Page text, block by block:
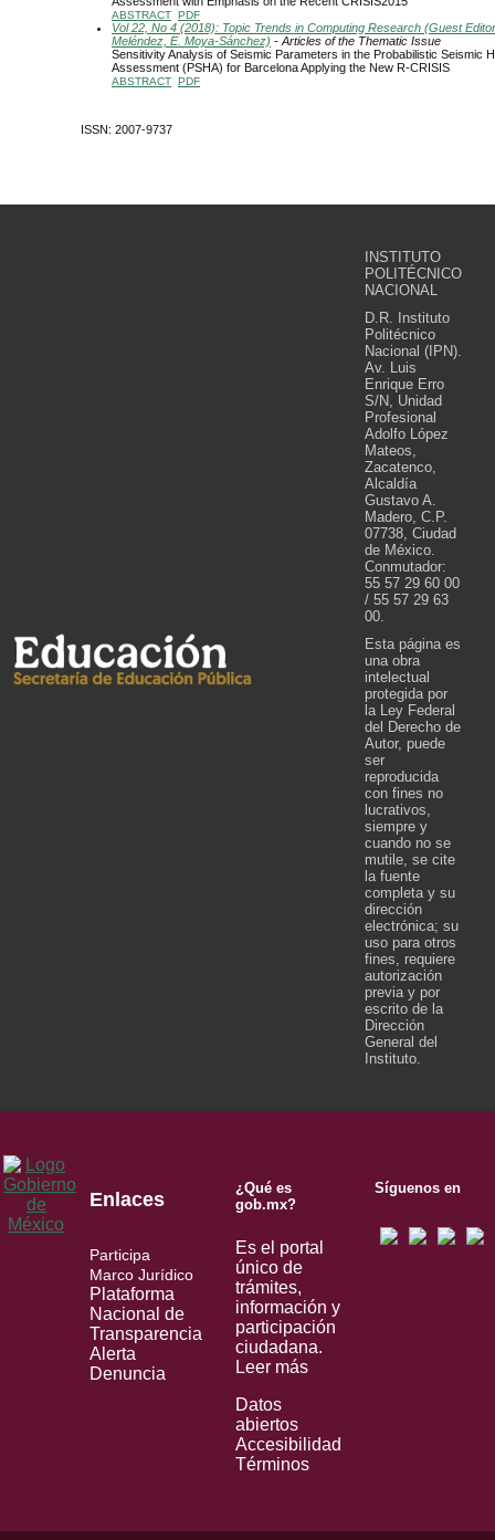
ABSTRACT PDF
Vol 22, No 4 (2018): Topic Trends in Computing Research (Guest
Meléndez, E. Moya-Sánchez) - Articles of the Thematic Issue
Sensitivity Analysis of Seismic Parameters in the Probabilistic Seismic
Assessment (PSHA) for Barcelona Applying the New R-CRISIS
ABSTRACT PDF
ISSN: 2007-9737
INSTITUTO
POLITÉCNICO
NACIONAL
D.R. Instituto
Politécnico
Nacional (IPN).
Av. Luis
Enrique Erro
S/N, Unidad
Profesional
Adolfo López
Mateos,
Zacatenco,
Alcaldía
Gustavo A.
Madero, C.P.
07738, Ciudad
de México.
Conmutador:
55 57 29 60 00
/ 55 57 29 63
00.
Esta página es
una obra
intelectual
protegida por
la Ley Federal
del Derecho de
Autor, puede
ser
reproducida
con fines no
lucrativos,
siempre y
cuando no se
mutile, se cite
la fuente
completa y su
dirección
electrónica; su
uso para otros
fines, requiere
autorización
previa y por
escrito de la
Dirección
General del
Instituto.
Enlaces
Participa
Marco Jurídico
Plataforma
Nacional de
Transparencia
Alerta
Denuncia
¿Qué es
gob.mx?
Es el portal
único de
trámites,
información y
participación
ciudadana.
Leer más
Datos
abiertos
Accesibilidad
Términos
Síguenos en